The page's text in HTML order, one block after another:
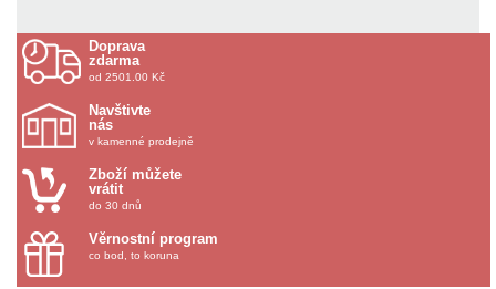
Doprava
zdarma
od 2501.00 Kč
Navštivte
nás
v kamenné prodejně
Zboží můžete
vrátit
do 30 dnů
Věrnostní program
co bod, to koruna